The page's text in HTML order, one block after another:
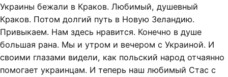
Украины бежали в Краков. Любимый, душевный
Краков. Потом долгий путь в Новую Зеландию.
Привыкаем. Нам здесь нравится. Конечно в душе
большая рана. Мы и утром и вечером с Украиной. И
своими глазами видели, как польский народ отчаянно
помогает украинцам. И теперь наш любимый Стас с